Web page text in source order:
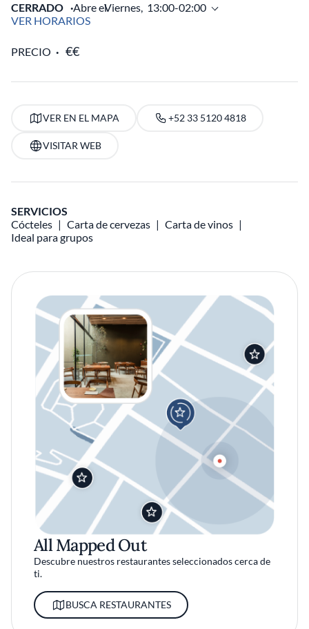
CERRADO Abre elViernes, 13:00-02:00
VER HORARIOS
PRECIO
VER EN EL MAPA +52 33 5120 4818
VISITAR WEB
SERVICIOS
Cócteles
Carta de cervezas
Carta de vinos
Ideal para grupos
All Mapped Out
Descubre nuestros restaurantes seleccionados cerca de
ti.
BUSCA RESTAURANTES